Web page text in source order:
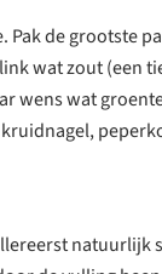
de grootste
wat zout (een
wens wat
natuurlijk